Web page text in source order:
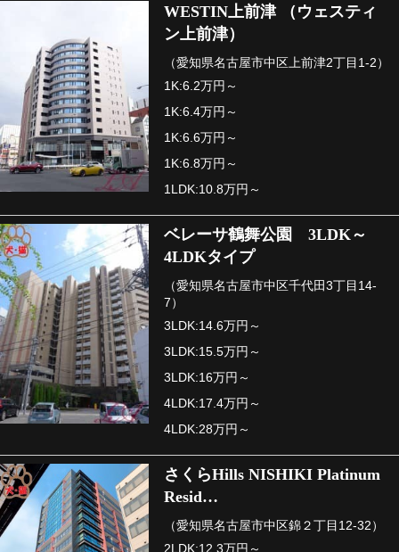
WESTIN上前津 （ウェスティ
ン上前津）
（愛知県名古屋市中区上前津2丁目1-2）
1K:6.2万円～
1K:6.4万円～
1K:6.6万円～
1K:6.8万円～
1LDK:10.8万円～
ベレーサ鶴舞公園 3LDK～
4LDKタイプ
（愛知県名古屋市中区千代田3丁目14-
7）
3LDK:14.6万円～
3LDK:15.5万円～
3LDK:16万円～
4LDK:17.4万円～
4LDK:28万円～
さくらHills NISHIKI Platinum
Resid…
（愛知県名古屋市中区錦２丁目12-32）
2LDK:12.3万円～